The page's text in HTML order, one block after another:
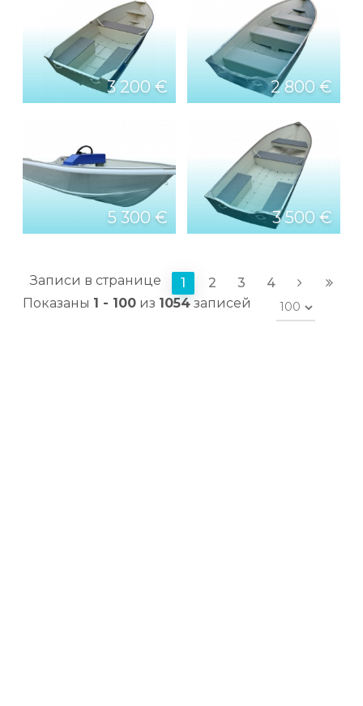
3 200 € 2 800 €
5 300 € 3 500 €
1 2 3
4
Показаны 1 - 100 из 1054 записей
Записи в странице